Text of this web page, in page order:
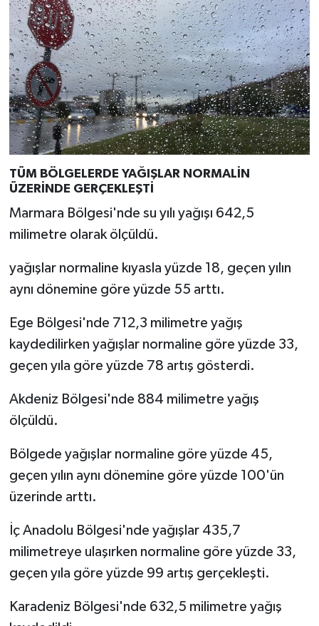
TÜM BÖLGELERDE YAĞIŞLAR NORMALİN
ÜZERİNDE GERÇEKLEŞTİ
Marmara Bölgesi'nde su yılı yağışı 642,5
milimetre olarak ölçüldü.
yağışlar normaline kıyasla yüzde 18, geçen yılın
aynı dönemine göre yüzde 55 arttı.
Ege Bölgesi'nde 712,3 milimetre yağış
kaydedilirken yağışlar normaline göre yüzde 33,
geçen yıla göre yüzde 78 artış gösterdi.
Akdeniz Bölgesi'nde 884 milimetre yağış
ölçüldü.
Bölgede yağışlar normaline göre yüzde 45,
geçen yılın aynı dönemine göre yüzde 100'ün
üzerinde arttı.
İç Anadolu Bölgesi'nde yağışlar 435,7
milimetreye ulaşırken normaline göre yüzde 33,
geçen yıla göre yüzde 99 artış gerçekleşti.
Karadeniz Bölgesi'nde 632,5 milimetre yağış